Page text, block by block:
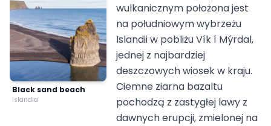
Black sand beach
Islandia
wulkanicznym położona jest
na południowym wybrzeżu
Islandii w pobliżu Vík í Mýrdal,
jednej z najbardziej
deszczowych wiosek w kraju.
Ciemne ziarna bazaltu
pochodzą z zastygłej lawy z
dawnych erupcji, zmielonej na